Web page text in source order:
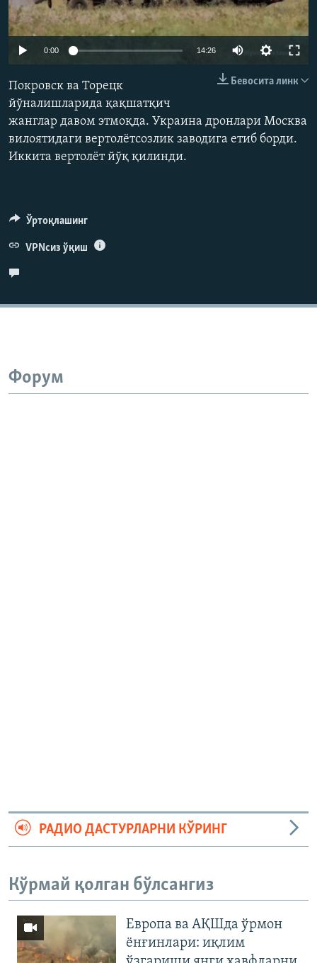
Auto 240p 480p
720p 1080p
0:00 14:26
480p
Бевосита линк
Покровск ва Торецк
йўналишларида қақшатқич
жанглар давом этмоқда. Украина дронлари Москва
вилоятидаги вертолётсозлик заводига етиб борди.
Иккита вертолёт йўқ қилинди.
Ўртоқлашинг
VPNсиз ўқиш
Форум
РАДИО ДАСТУРЛАРНИ КЎРИНГ
Кўрмай қолган бўлсангиз
Европа ва АҚШда ўрмон
ёнғинлари: иқлим